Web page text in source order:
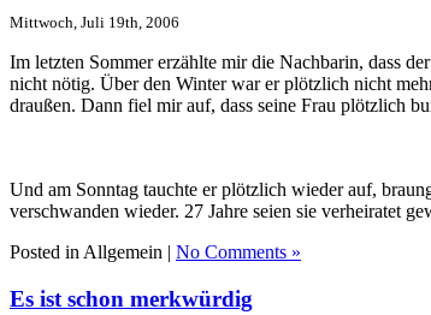
Mittwoch, Juli 19th, 2006
Im letzten Sommer erzählte mir die Nachbarin, dass
nicht nötig. Über den Winter war er plötzlich nicht
draußen. Dann fiel mir auf, dass seine Frau plötzlich
Und am Sonntag tauchte er plötzlich wieder auf,
verschwanden wieder. 27 Jahre seien sie verheiratet
Posted in Allgemein | No Comments »
Es ist schon merkwürdig